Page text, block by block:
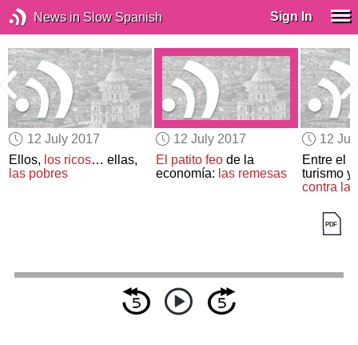
News in Slow Spanish Sign In
12 July 2017
Ellos, los ricos… ellas,
las pobres
12 July 2017
El patito feode la
economía: las remesas
12
Entre el
turismo y
contra